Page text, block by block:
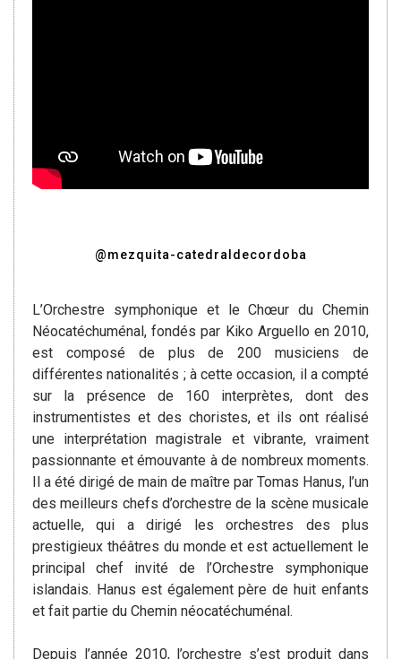
@mezquita-catedraldecordoba
L’Orchestre symphonique et le Chœur du Chemin
Néocatéchuménal, fondés par Kiko Arguello en 2010,
est composé de plus de 200 musiciens de
différentes nationalités ; à cette occasion, il a compté
sur la présence de 160 interprètes, dont des
instrumentistes et des choristes, et ils ont réalisé
une interprétation magistrale et vibrante, vraiment
passionnante et émouvante à de nombreux moments.
Il a été dirigé de main de maître par Tomas Hanus, l’un
des meilleurs chefs d’orchestre de la scène musicale
actuelle, qui a dirigé les orchestres des plus
prestigieux théâtres du monde et est actuellement le
principal chef invité de l’Orchestre symphonique
islandais. Hanus est également père de huit enfants
et fait partie du Chemin néocatéchuménal.
Depuis l’année 2010, l’orchestre s’est produit dans